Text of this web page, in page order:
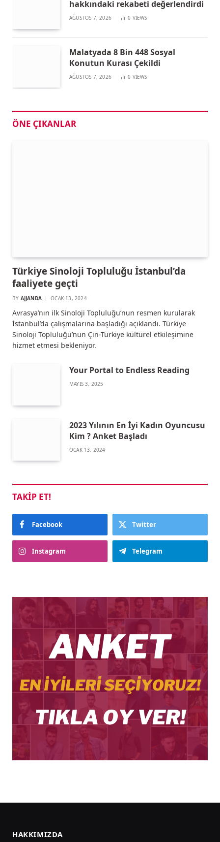
hakkındaki rekabeti değerlendirdi
AĞUSTOS 7, 2026 0 VIEWS
Malatyada 8 Bin 448 Sosyal
Konutun Kurası Çekildi
AĞUSTOS 7, 2026 0 VIEWS
ÖNE ÇIKANLAR
Türkiye Sinoloji Topluluğu İstanbul’da
faaliyete geçti
BY AJJANDA OCAK 13, 2024
Avrasya’nın ilk Sinoloji Topluluğu’nun resmen kurularak
İstanbul’da çalışmalarına başladığı açıklandı. Türkiye
Sinoloji Topluluğu’nun Çin-Türkiye kültürel etkileşimine
hizmet etmesi bekleniyor.
Your Portal to Endless Reading
MAYIS 3, 2025
2023 Yılının En İyi Kadın Oyuncusu
Kim ? Anket Başladı
OCAK 13, 2024
TAKIP ET!
Facebook Twitter
Instagram Telegram
HAKKIMIZDA